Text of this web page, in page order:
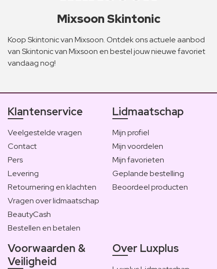
Mixsoon Skintonic
Koop Skintonic van Mixsoon. Ontdek ons actuele aanbod
van Skintonic van Mixsoon en bestel jouw nieuwe favoriet
vandaag nog!
Klantenservice
Veelgestelde vragen
Contact
Pers
Levering
Retournering en klachten
Vragen over lidmaatschap
BeautyCash
Bestellen en betalen
Lidmaatschap
Mijn profiel
Mijn voordelen
Mijn favorieten
Geplande bestelling
Beoordeel producten
Voorwaarden &
Veiligheid
Over Luxplus